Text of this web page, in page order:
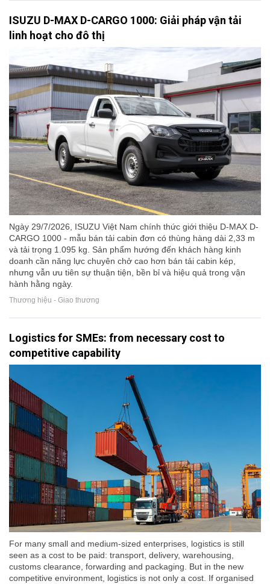
ISUZU D-MAX D-CARGO 1000: Giải pháp vận tải
linh hoạt cho đô thị
Ngày 29/7/2026, ISUZU Việt Nam chính thức giới thiệu D-MAX D-
CARGO 1000 - mẫu bán tải cabin đơn có thùng hàng dài 2,33 m
và tải trọng 1.095 kg. Sản phẩm hướng đến khách hàng kinh
doanh cần năng lực chuyên chở cao hơn bán tải cabin kép,
nhưng vẫn ưu tiên sự thuận tiện, bền bỉ và hiệu quả trong vận
hành hằng ngày.
Thương hiệu - Giao thương
Logistics for SMEs: from necessary cost to
competitive capability
For many small and medium-sized enterprises, logistics is still
seen as a cost to be paid: transport, delivery, warehousing,
customs clearance, forwarding and packaging. But in the new
competitive environment, logistics is not only a cost. If organised